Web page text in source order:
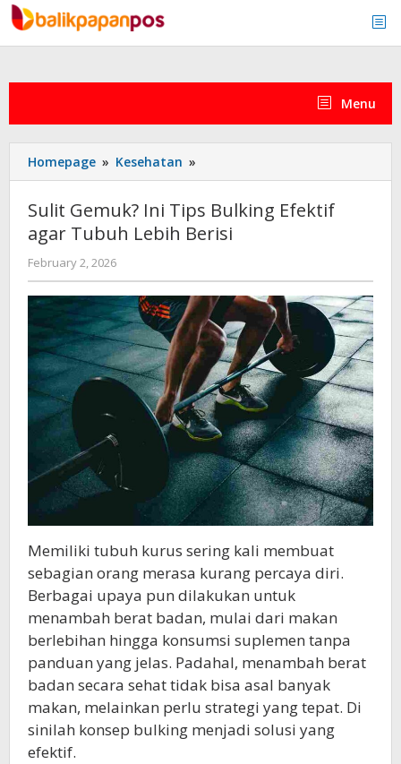
Skip
to
content
Menu
Homepage » Kesehatan »
Gemuk?
Tips
Bulking
Tubuh
Lebih
Berisi
Sulit Gemuk? Ini Tips Bulking Efektif
agar Tubuh Lebih Berisi
February 2, 2026by
admin
Memiliki tubuh kurus sering kali membuat
sebagian orang merasa kurang percaya diri.
Berbagai upaya pun dilakukan untuk
menambah berat badan, mulai dari makan
berlebihan hingga konsumsi suplemen tanpa
panduan yang jelas. Padahal, menambah berat
badan secara sehat tidak bisa asal banyak
makan, melainkan perlu strategi yang tepat. Di
sinilah konsep bulking menjadi solusi yang
efektif.